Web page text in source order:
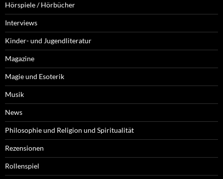
Hörspiele / Hörbücher
Interviews
Kinder- und Jugendliteratur
Magazine
Magie und Esoterik
Musik
News
Philosophie und Religion und Spiritualität
Rezensionen
Rollenspiel